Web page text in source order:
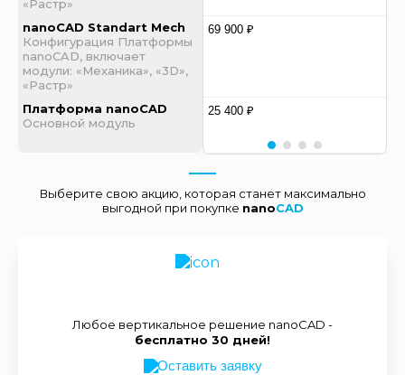
«Растр»
nanoCAD Standart Mech
Конфигурация Платформы
nanoCAD, включает
модули: «Механика», «3D»,
«Растр»
Платформа nanoCAD
Основной модуль
69 900 ₽
25 400 ₽
Выберите свою акцию, которая станет максимально
выгодной при покупке nanoCAD
Любое вертикальное решение nanoCAD -
бесплатно 30 дней!
Оставить заявку